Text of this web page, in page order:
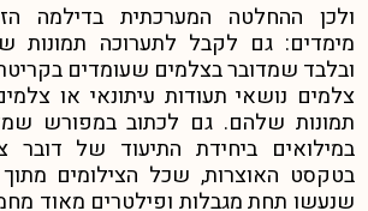
ולכן ההחלטה המערכתית בדילמה
מימדים: גם לקבל לתערוכה תמונות
ובלבד שמדובר בצלמים שעומדים
צלמים נושאי תעודות עיתונאי או
תמונות שלהם. גם לכתוב במפורש
במילואים ביחידת התיעוד של דובר
בטקסט האוצרות, שכל הצילומים
שנעשו תחת מגבלות ופילטרים מאוד